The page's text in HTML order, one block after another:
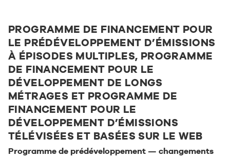
PROGRAMME DE FINANCEMENT POUR
LE PRÉDÉVELOPPEMENT D’ÉMISSIONS
À ÉPISODES MULTIPLES, PROGRAMME
DE FINANCEMENT POUR LE
DÉVELOPPEMENT DE LONGS
MÉTRAGES ET PROGRAMME DE
FINANCEMENT POUR LE
DÉVELOPPEMENT D’ÉMISSIONS
TÉLÉVISÉES ET BASÉES SUR LE WEB
Programme de prédéveloppement — changements